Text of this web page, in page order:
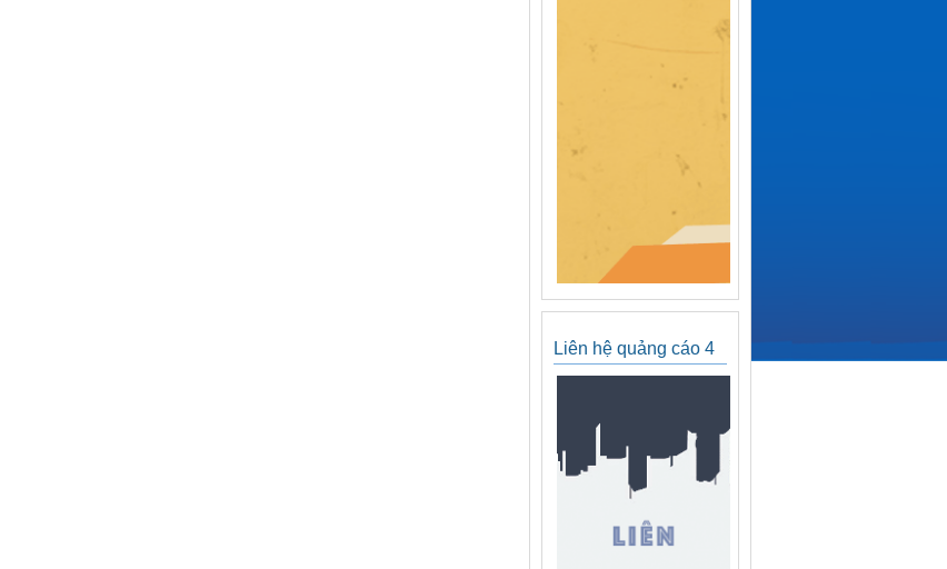
Liên hệ quảng cáo 4